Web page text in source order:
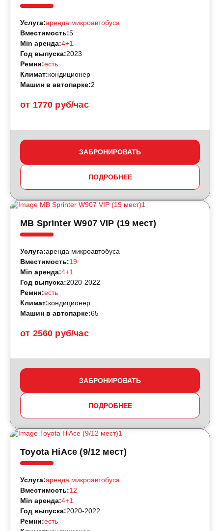
от 1770 руб/час
Услуга:аренда микроавтобуса
Вместимость:5
Min аренда:4+1
Год выпуска:2023
Ремни:есть
Климат:кондиционер
Машин в автопарке:2
ЗАБРОНИРОВАТЬ
ПОДРОБНЕЕ
MB Sprinter W907 VIP (19 мест)
от 2560 руб/час
Услуга:аренда микроавтобуса
Вместимость:19
Min аренда:4+1
Год выпуска:2020-2022
Ремни:есть
Климат:кондиционер
Машин в автопарке:65
ЗАБРОНИРОВАТЬ
ПОДРОБНЕЕ
Toyota HiAce (9/12 мест)
Услуга:аренда микроавтобуса
Вместимость:12
Min аренда:4+1
Год выпуска:2020-2022
Ремни:есть